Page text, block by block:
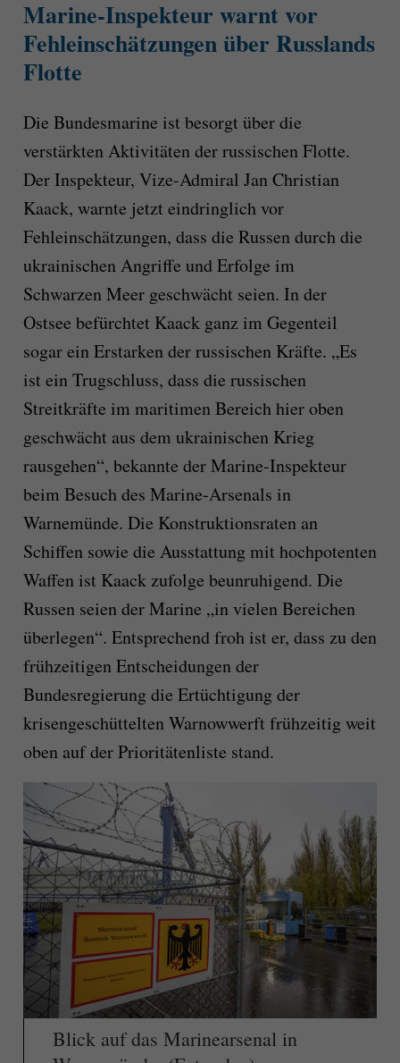
Marine-Inspekteur warnt vor
Fehleinschätzungen über Russlands
Flotte
Die Bundesmarine ist besorgt über die
verstärkten Aktivitäten der russischen Flotte.
Der Inspekteur, Vize-Admiral Jan Christian
Kaack, warnte jetzt eindringlich vor
Fehleinschätzungen, dass die Russen durch die
ukrainischen Angriffe und Erfolge im
Schwarzen Meer geschwächt seien. In der
Ostsee befürchtet Kaack ganz im Gegenteil
sogar ein Erstarken der russischen Kräfte. „Es
ist ein Trugschluss, dass die russischen
Streitkräfte im maritimen Bereich hier oben
geschwächt aus dem ukrainischen Krieg
rausgehen“, bekannte der Marine-Inspekteur
beim Besuch des Marine-Arsenals in
Warnemünde. Die Konstruktionsraten an
Schiffen sowie die Ausstattung mit hochpotenten
Waffen ist Kaack zufolge beunruhigend. Die
Russen seien der Marine „in vielen Bereichen
überlegen“. Entsprechend froh ist er, dass zu den
frühzeitigen Entscheidungen der
Bundesregierung die Ertüchtigung der
krisengeschüttelten Warnowwerft frühzeitig weit
oben auf der Prioritätenliste stand.
Blick auf das Marinearsenal in